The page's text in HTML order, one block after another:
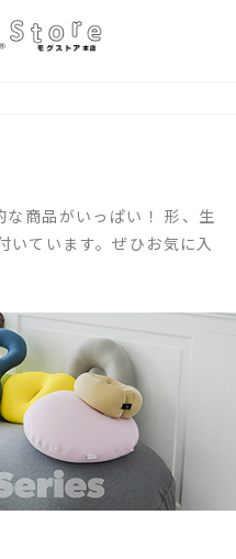
商品がいっぱい！ 形、生
いています。ぜひお気に入